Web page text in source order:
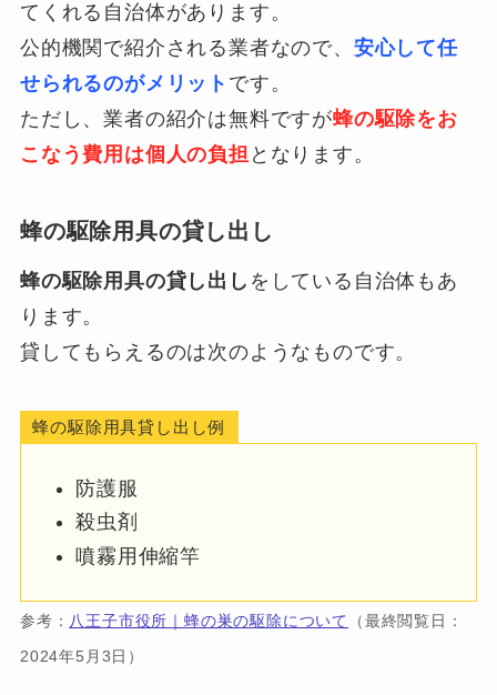
てくれる自治体があります。
公的機関で紹介される業者なので、 安心して任
せられるのがメリット です。
ただし、業者の紹介は無料ですが蜂の駆除をお
こなう費用は個人の負担 となります。
蜂の駆除用具の貸し出し
蜂の駆除用具の貸し出し をしている自治体もあ
ります。
貸してもらえるのは次のようなものです。
蜂の駆除用具貸し出し例
防護服
殺虫剤
噴霧用伸縮竿
参考： 八王子市役所｜蜂の巣の駆除について
（最終閲覧日：
2024年5月3日）